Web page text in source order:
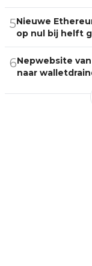
5Nieuwe
op nul bij helft
6Nepwebsite
naar